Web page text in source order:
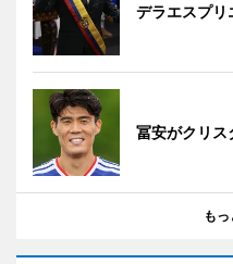
デラエスプリ
冨安がクリス
も